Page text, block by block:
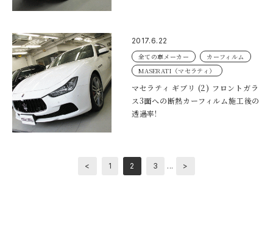
2017.6.22
全ての車メーカー
カーフィルム
MASERATI（マセラティ）
マセラティ ギブリ (2) フロントガラ
ス3面への断熱カーフィルム施工後の
透過率!
< 1 2 3 ... >